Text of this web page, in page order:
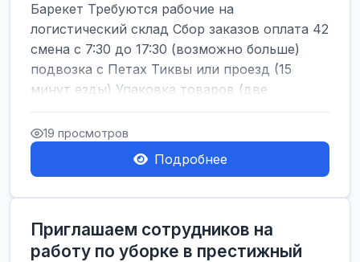
Барекет Требуются рабочие на
логистический склад Сбор заказов оплата 42
смена с 7:30 до 17:30 (возможно больше)
подвозка с Петах Тиквы или проезд (15
минут езды) Упаковка товаров (две
женщины) работа ...
19 просмотров
Подробнее
Приглашаем сотрудников на
работу по уборке в престижный